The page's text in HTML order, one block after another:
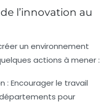
l’innovation au
un environnement
actions à mener :
: Encourager le travail
pour